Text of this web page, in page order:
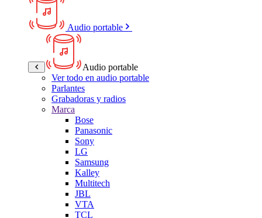
Audio portable
Audio portable
Ver todo en audio portable
Parlantes
Grabadoras y radios
Marca
Bose
Panasonic
Sony
LG
Samsung
Kalley
Multitech
JBL
VTA
TCL